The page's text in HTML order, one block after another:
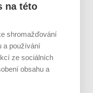
po něm a ve
na této
shromažďování
a používání
ze sociálních
obsahu a